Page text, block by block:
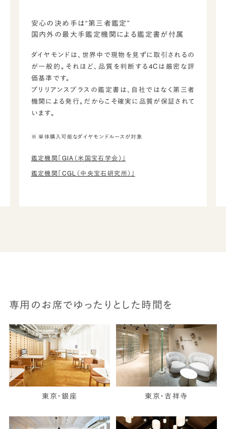
安心の決め手は“第三者鑑定”
国内外の最大手鑑定機関による鑑定書が付属
ダイヤモンドは、世界中で現物を見ずに取引されるの
が一般的。それほど、品質を判断する4Cは厳密な評
価基準です。
ブリリアンスプラスの鑑定書は、自社ではなく第三者
機関による発行。だからこそ確実に品質が保証されて
います。
※ 単体購入可能なダイヤモンドルースが対象
鑑定機関「GIA（米国宝石学会）」
鑑定機関「CGL（中央宝石研究所）」
専用のお席でゆったりとした時間を
東京・銀座 東京・吉祥寺